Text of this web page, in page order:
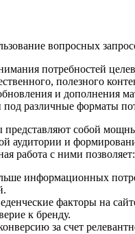
вопросных
потребностей
полезного
и дополнения
различные форматы
представляют собой
аудитории и
работа с ними позволяет:
информационных
факторы на
к бренду.
за счет